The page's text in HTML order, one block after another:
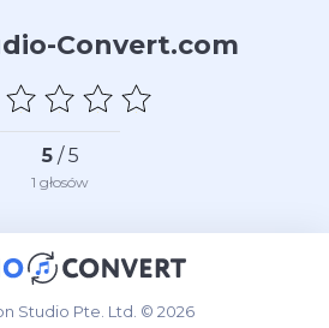
Convert.com
5/ 5
1 głosów
Studio Pte. Ltd. © 2026